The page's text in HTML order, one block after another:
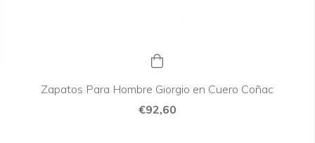
Zapatos Para Hombre Giorgio en Cuero Coñac
€92,60